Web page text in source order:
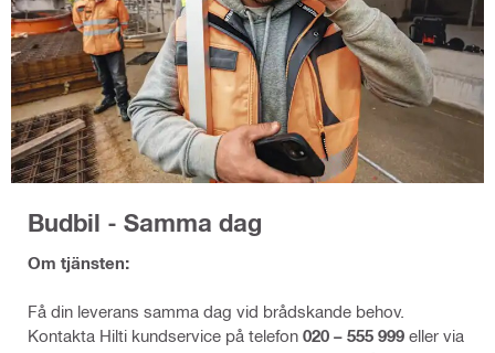
Budbil - Samma dag
Om tjänsten:
Få din leverans samma dag vid brådskande behov.
Kontakta Hilti kundservice på telefon 020 – 555 999 eller via